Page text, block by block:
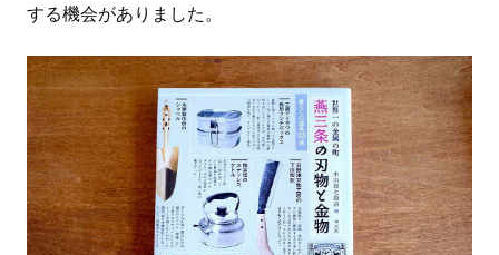
する機会がありました。